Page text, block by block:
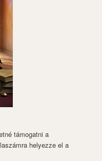
támogatni a
helyezze el a